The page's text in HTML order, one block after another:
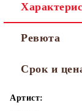
Ревюта
Срок и
Артист: